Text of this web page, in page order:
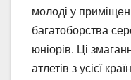
молоді у
багатоборства
юніорів. Ці
атлетів з усієї